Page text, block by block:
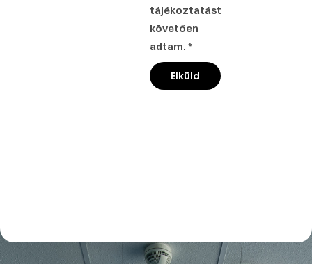
tájékoztatást
követően
adtam. *
Elküld